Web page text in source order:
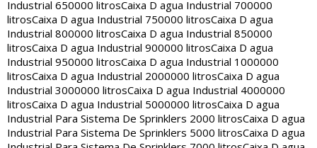
Industrial 650000 litrosCaixa D agua Industrial 700000
litrosCaixa D agua Industrial 750000 litrosCaixa D agua
Industrial 800000 litrosCaixa D agua Industrial 850000
litrosCaixa D agua Industrial 900000 litrosCaixa D agua
Industrial 950000 litrosCaixa D agua Industrial 1000000
litrosCaixa D agua Industrial 2000000 litrosCaixa D agua
Industrial 3000000 litrosCaixa D agua Industrial 4000000
litrosCaixa D agua Industrial 5000000 litrosCaixa D agua
Industrial Para Sistema De Sprinklers 2000 litrosCaixa D agua
Industrial Para Sistema De Sprinklers 5000 litrosCaixa D agua